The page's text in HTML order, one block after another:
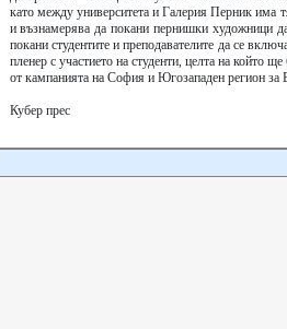
като между университета и Галерия Перник има
и възнамерява да покани пернишки художници
покани студентите и преподавателите да се
пленер с участието на студенти, целта на който
от кампанията на София и Югозападен регион за
Кубер прес